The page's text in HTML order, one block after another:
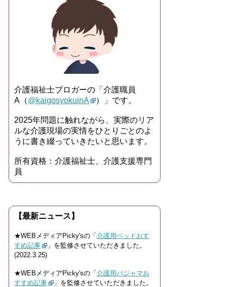
介護福祉士ブロガーの「介護職員
A（@kaigosyokuinA ）」です。
2025年問題に触れながら、実際のリア
ルな介護現場の実情をひとりごとのよ
うに書き綴っていきたいと思います。
所有資格：介護福祉士、介護支援専門
員
【最新ニュース】
★WEBメディアPicky'sの「 介護用ベッドおす
すめ記事
」を監修させていただきました。
(2022.3.25)
★WEBメディアPicky'sの「 介護用パジャマお
すすめ記事
」を監修させていただきました。